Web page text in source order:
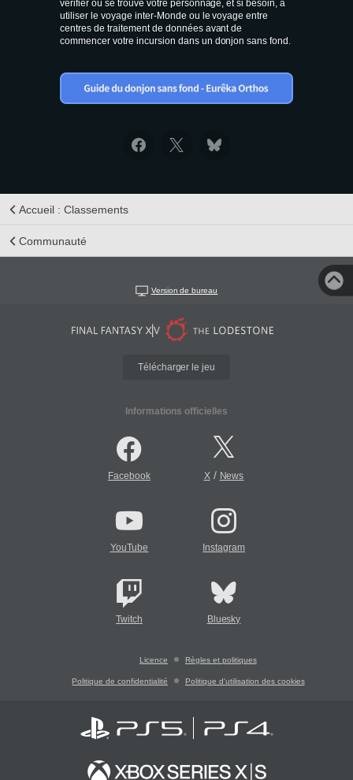
vérifier où se trouve votre personnage, et si besoin, à
utiliser le voyage inter-Monde ou le voyage entre
centres de traitement de données avant de
commencer votre incursion dans un donjon sans fond.
Accueil : Classements
Communauté
Version de bureau
Télécharger le jeu
Informations officielles
Facebook X/ News
YouTube Instagram
Twitch Bluesky
Licence Règles et politiques
Politique de confidentialité Politique d'utilisation des cookies